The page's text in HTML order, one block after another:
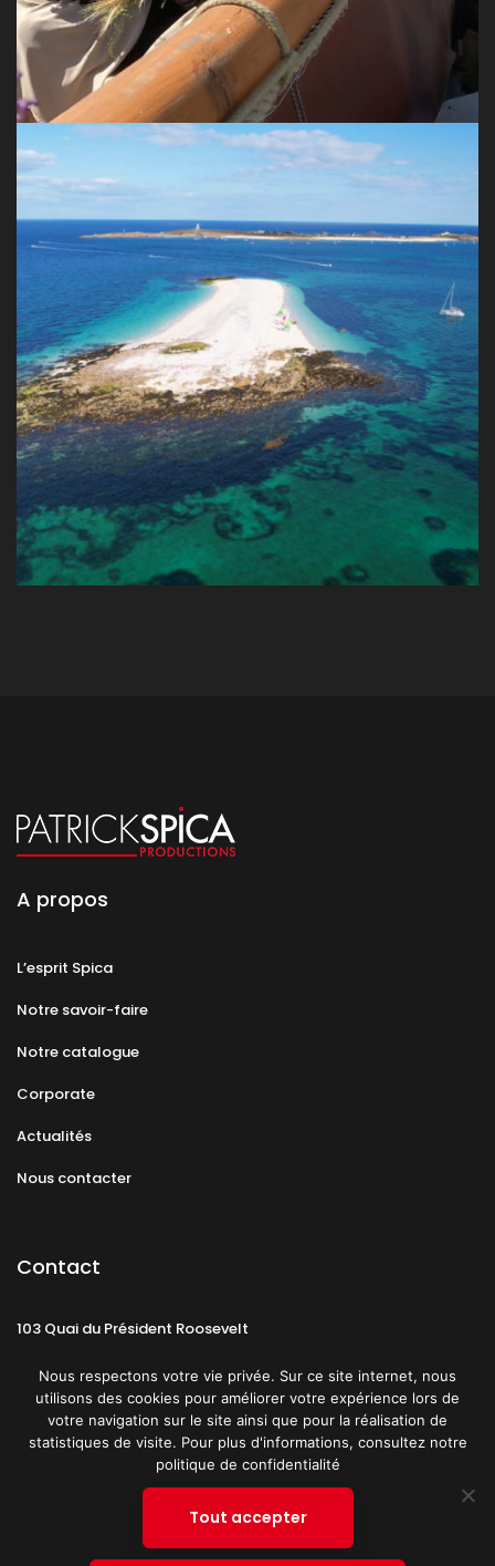
A propos
L’esprit Spica
Notre savoir-faire
Notre catalogue
Corporate
Actualités
Nous contacter
Contact
103 Quai du Président Roosevelt
CGU Politique de confidentialité
Nous respectons votre vie privée. Sur ce site internet, nous
utilisons des cookies pour améliorer votre expérience lors de
votre navigation sur le site ainsi que pour la réalisation de
statistiques de visite. Pour plus d'informations, consultez notre
politique de confidentialité
Tout accepter